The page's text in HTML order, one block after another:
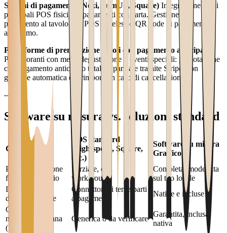
Sistemi di pagamento (Nexi, SumUp, Square) Integrazione con i
principali POS fisici per pagamenti con carta. Gestione del
pagamento al tavolo con POS wireless o QR code di pagamento
autonomo.
Piattaforme di prenotazione tavoli con pagamento anticipato
Per ristoranti con menu degustazione o eventi speciali: prenotazione
con pagamento anticipato totale o parziale tramite Stripe, con
gestione automatica dei rimborsi in caso di cancellazione.
---
Software su misura vs. soluzioni standard
Criterio
POS standard
(Lightspeed, Square,
ecc.)
Software su misura
Graffico
Personalizzazione
flusso di servizio
Parziale, con
workaround
Completa, modellata
sul tuo locale
Integrazioni
delivery italiane
Connettori di terze parti
a pagamento
Native e incluse
Conformità
normativa italiana
(RT)
Generica o da verificare
Garantita, inclusa
nativa